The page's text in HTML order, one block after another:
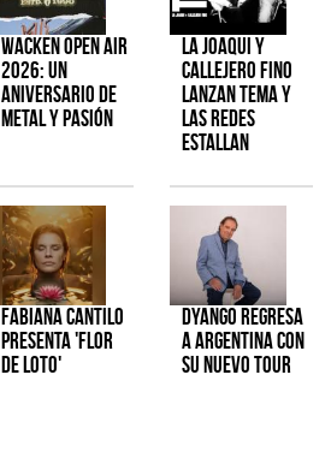
Wacken Open Air
2026: Un
aniversario de
metal y pasión
La Joaqui y
Callejero Fino
lanzan tema y
las redes
estallan
Fabiana Cantilo
presenta 'Flor
de Loto'
Dyango regresa
a Argentina con
su nuevo tour